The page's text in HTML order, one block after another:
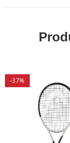
-37%